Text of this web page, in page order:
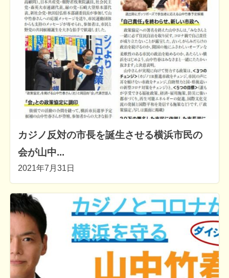
カジノ反対の市長を誕生させる横浜市民の
会が山中...
2021年7月31日